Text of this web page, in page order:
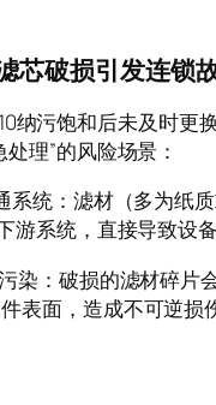
芯破损引发连锁
纳污饱和后未及时
理”的风险场景：
系统：滤材（多为纸
游系统，直接导致设
染：破损的滤材碎片
表面，造成不可逆损